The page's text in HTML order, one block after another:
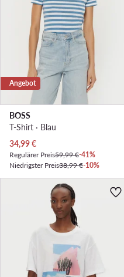
Angebot
BOSS
T-Shirt · Blau
Aktueller Preis
34,99€
Regulärer Preis59,99 €-41%
Niedrigster Preis38,99 €-10%